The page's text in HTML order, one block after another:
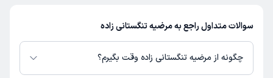
سوالات متداول راجع به مرضیه تنگستانی زاده
چگونه از مرضیه تنگستانی زاده وقت بگیرم؟